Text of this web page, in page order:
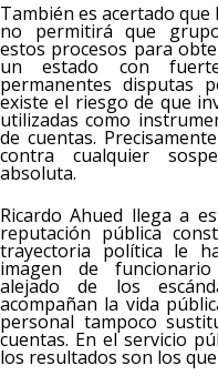
También es acertado
no permitirá que
estos procesos para
un estado con
permanentes disputas
existe el riesgo de que
utilizadas como
de cuentas.
contra cualquier
absoluta.
Ricardo Ahued llega a
reputación pública
trayectoria política le
imagen de
alejado de los
acompañan la vida
personal tampoco
cuentas. En el servicio
los resultados son los